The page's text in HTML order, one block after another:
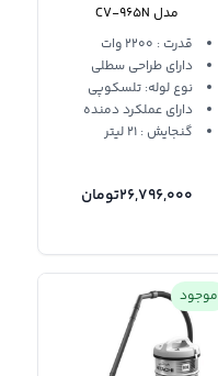
مدل CV-965N
قدرت : 2200 وات
دارای طراحی سطلی
نوع لوله: تلسکوپی
دارای عملکرد دمنده
گنجایش : 21 لیتر
26,796,000تومان
موجود